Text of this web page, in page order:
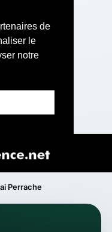
de
le
notre
Perrache